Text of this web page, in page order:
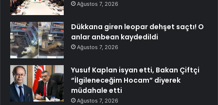
Ağustos 7, 2026
Dükkana giren leopar dehşet saçtı! O
anlar anbean kaydedildi
Ağustos 7, 2026
Yusuf Kaplan isyan etti, Bakan Çiftçi
“İlgileneceğim Hocam” diyerek
müdahale etti
Ağustos 7, 2026